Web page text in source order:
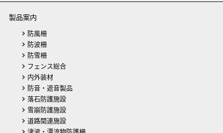
製品案内
防風柵
防波柵
防雪柵
フェンス総合
内外装材
防音・遮音製品
落石防護施設
雪崩防護施設
道路関連施設